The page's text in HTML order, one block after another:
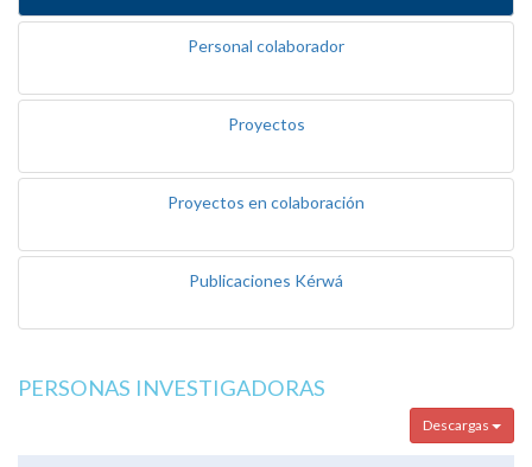
Personal colaborador
Proyectos
Proyectos en colaboración
Publicaciones Kérwá
PERSONAS INVESTIGADORAS
Descargas